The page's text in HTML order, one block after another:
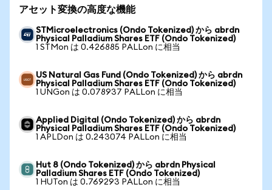
アセット変換の高度な機能
STMicroelectronics (Ondo Tokenized) から abrdn
Physical Palladium Shares ETF (Ondo Tokenized)
1 STMon は 0.426885 PALLon に相当
US Natural Gas Fund (Ondo Tokenized) から abrdn
Physical Palladium Shares ETF (Ondo Tokenized)
1 UNGon は 0.078937 PALLon に相当
Applied Digital (Ondo Tokenized) から abrdn
Physical Palladium Shares ETF (Ondo Tokenized)
1 APLDon は 0.243074 PALLon に相当
Hut 8 (Ondo Tokenized) から abrdn Physical
Palladium Shares ETF (Ondo Tokenized)
1 HUTon は 0.769293 PALLon に相当